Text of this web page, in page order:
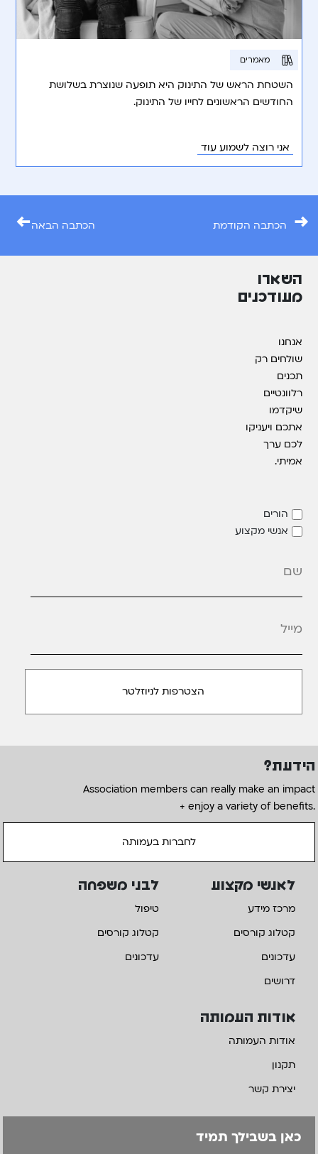
מאמרים
השטחת הראש של התינוק היא תופעה שנוצרת בשלושת
החודשים הראשונים לחייו של התינוק.
אני רוצה לשמוע עוד
→ הכתבה הקודמת הכתבה הבאה←
השארו
מעודכנים
אנחנו
שולחים רק
תכנים
רלוונטיים
שיקדמו
אתכם ויעניקו
לכם ערך
אמיתי.
הורים
אנשי מקצוע
הידעת?
Association members can really make an impact
+ enjoy a variety of benefits.
לחברות בעמותה
אודות העמותה
אודות העמותה
תקנון
יצירת קשר
לאנשי מקצוע
מרכז מידע
קטלוג קורסים
עדכונים
דרושים
לבני משפחה
טיפול
קטלוג קורסים
עדכונים
כאן בשבילך תמיד